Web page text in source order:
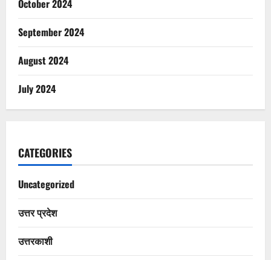
October 2024
September 2024
August 2024
July 2024
CATEGORIES
Uncategorized
उत्तर प्रदेश
उत्तरकाशी